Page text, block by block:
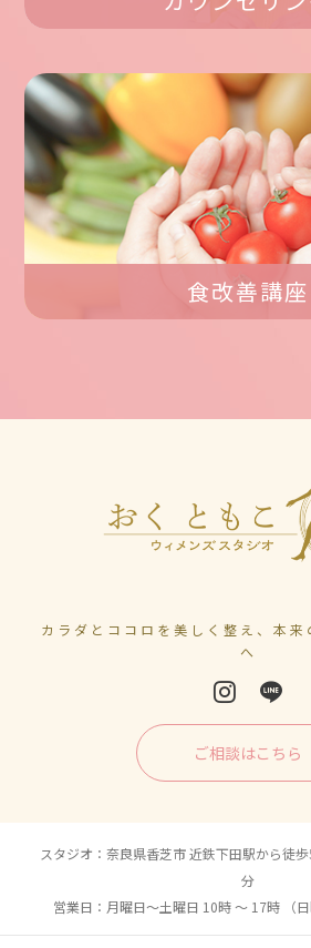
食改善講座
カラダとココロを美しく整え、本来
へ
ご相談はこちら
スタジオ：奈良県香芝市 近鉄下田駅から徒
分
営業日：月曜日〜土曜日 10時 〜 17時 （日